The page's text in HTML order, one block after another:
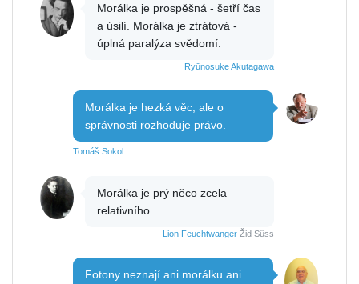
Morálka je prospěšná - šetří čas
a úsilí. Morálka je ztrátová -
úplná paralýza svědomí.
Ryūnosuke Akutagawa
Morálka je hezká věc, ale o
správnosti rozhoduje právo.
Tomáš Sokol
Morálka je prý něco zcela
relativního.
Lion Feuchtwanger Žid Süss
Fotony neznají ani morálku ani